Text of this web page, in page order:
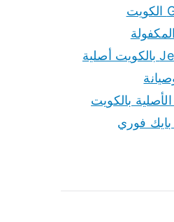
قطع غيار جيلي Geely الكويت
قطع غيار جيتور Jetour بالكويت أصلية
قطع غيار بايك BAIC الأصلية بالكويت